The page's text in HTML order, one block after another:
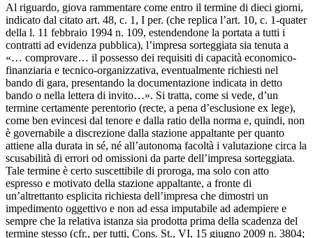
Al riguardo, giova rammentare come entro il termine di dieci giorni,
indicato dal citato art. 48, c. 1, I per. (che replica l’art. 10, c. 1-quater
della l. 11 febbraio 1994 n. 109, estendendone la portata a tutti i
contratti ad evidenza pubblica), l’impresa sorteggiata sia tenuta a
«… comprovare… il possesso dei requisiti di capacità economico-
finanziaria e tecnico-organizzativa, eventualmente richiesti nel
bando di gara, presentando la documentazione indicata in detto
bando o nella lettera di invito…». Si tratta, come si vede, d’un
termine certamente perentorio (recte, a pena d’esclusione ex lege),
come ben evincesi dal tenore e dalla ratio della norma e, quindi, non
è governabile a discrezione dalla stazione appaltante per quanto
attiene alla durata in sé, né all’autonoma facoltà i valutazione circa la
scusabilità di errori od omissioni da parte dell’impresa sorteggiata.
Tale termine è certo suscettibile di proroga, ma solo con atto
espresso e motivato della stazione appaltante, a fronte di
un’altrettanto esplicita richiesta dell’impresa che dimostri un
impedimento oggettivo e non ad essa imputabile ad adempiere e
sempre che la relativa istanza sia prodotta prima della scadenza del
termine stesso (cfr., per tutti, Cons. St., VI, 15 giugno 2009 n. 3804;